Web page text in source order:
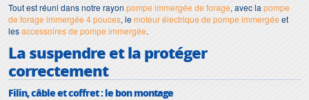
Tout est réuni dans notre rayon pompe immergée de forage, avec la pompe
de forage immergée 4 pouces, lemoteur électrique de pompe immergée et
lesaccessoires de pompe immergée.
La suspendre et la protéger
correctement
Filin, câble et coffret : le bon montage